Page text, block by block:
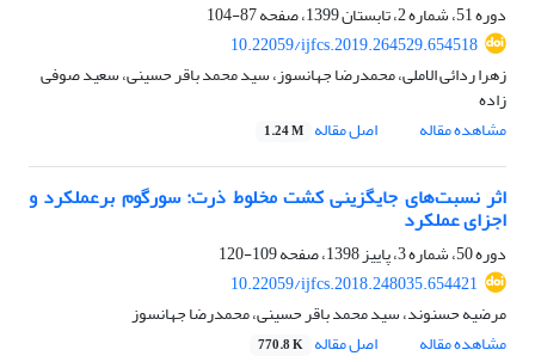
دوره 51، شماره 2، تابستان 1399، صفحه
87-104
10.22059/ijfcs.2019.264529.654518
زهرا ردائی الاملی، محمدرضا جهانسوز، سید محمد باقر حسینی، سعید صوفی
زاده
مشاهده مقاله
اصل مقاله 1.24 M
اثر نسبت‌های جایگزینی کشت مخلوط ذرت: سورگوم برعملکرد و
اجزای عملکرد
دوره 50، شماره 3، پاییز 1398، صفحه
109-120
10.22059/ijfcs.2018.248035.654421
مرضیه حسنوند، سید محمد باقر حسینی، محمدرضا جهانسوز
مشاهده مقاله
اصل مقاله 770.8 K